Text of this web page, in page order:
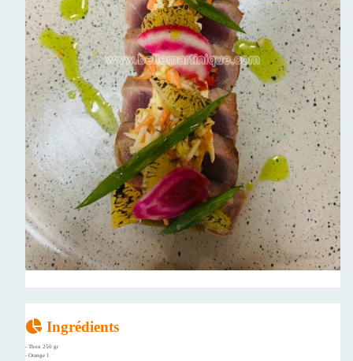
Ingrédients
- Thon 250 gr
- Orange 1